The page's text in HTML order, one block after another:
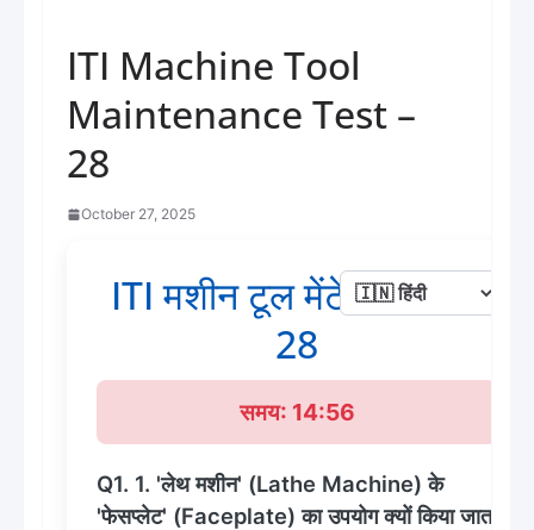
ITI Machine Tool
Maintenance Test –
28
October 27, 2025
ITI मशीन टूल मेंटेनेंस टेस्ट -
28
समय: 14:56
Q1. 1. 'लेथ मशीन' (Lathe Machine) के
'फेसप्लेट' (Faceplate) का उपयोग क्यों किया जाता